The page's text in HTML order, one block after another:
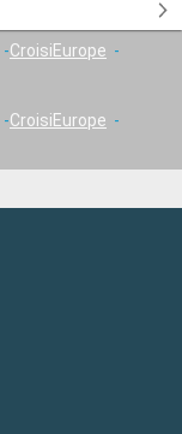
CroisiEurope
CroisiEurope